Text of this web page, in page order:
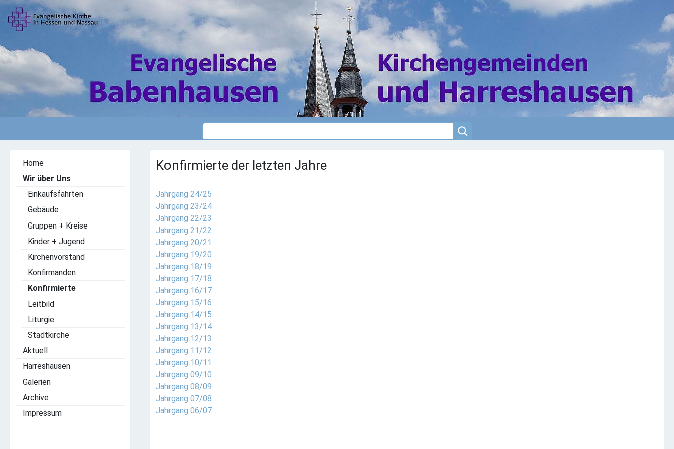
Home
Wir über Uns
Einkaufsfahrten
Gebäude
Gruppen + Kreise
Kinder + Jugend
Kirchenvorstand
Konfirmanden
Konfirmierte
Leitbild
Liturgie
Stadtkirche
Aktuell
Harreshausen
Galerien
Archive
Impressum
Konfirmierte der letzten Jahre
Jahrgang 24/25
Jahrgang 23/24
Jahrgang 22/23
Jahrgang 21/22
Jahrgang 20/21
Jahrgang 19/20
Jahrgang 18/19
Jahrgang 17/18
Jahrgang 16/17
Jahrgang 15/16
Jahrgang 14/15
Jahrgang 13/14
Jahrgang 12/13
Jahrgang 11/12
Jahrgang 10/11
Jahrgang 09/10
Jahrgang 08/09
Jahrgang 07/08
Jahrgang 06/07